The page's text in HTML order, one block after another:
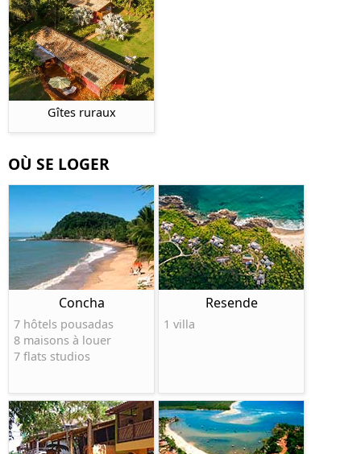
Gîtes ruraux
OÙ SE LOGER
Concha
7 hôtels pousadas
8 maisons à louer
7 flats studios
Resende
1 villa